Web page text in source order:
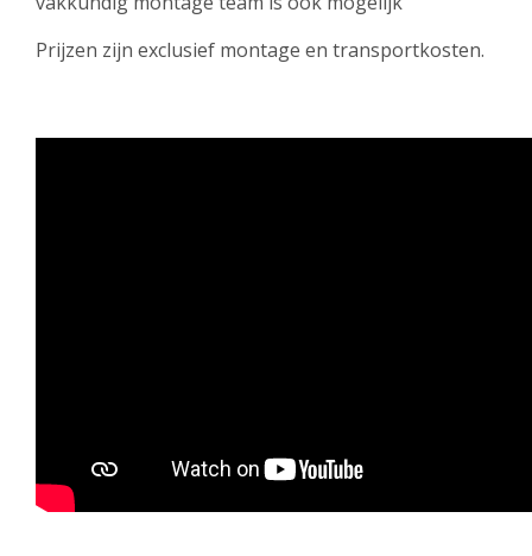
Prijzen zijn exclusief montage en transportkosten.